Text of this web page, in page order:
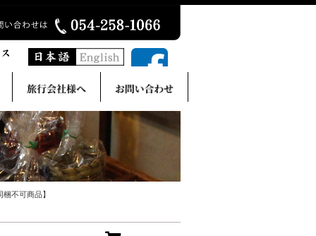
不可商品】